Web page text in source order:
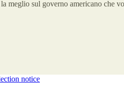
meglio sul governo americano che
notice